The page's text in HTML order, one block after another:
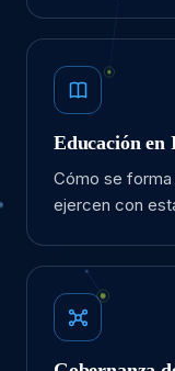
Educación en
Cómo se
ejercen con